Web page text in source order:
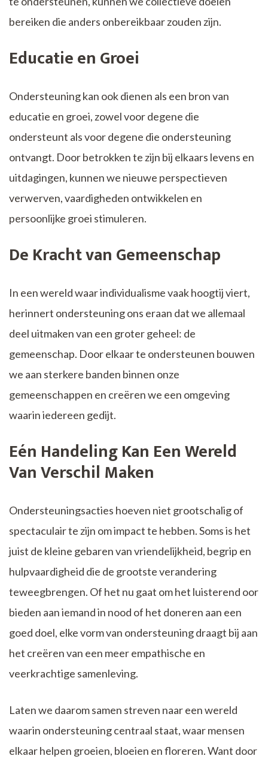
bereiken die anders onbereikbaar zouden zijn.
Educatie en Groei
Ondersteuning kan ook dienen als een bron van
educatie en groei, zowel voor degene die
ondersteunt als voor degene die ondersteuning
ontvangt. Door betrokken te zijn bij elkaars levens en
uitdagingen, kunnen we nieuwe perspectieven
verwerven, vaardigheden ontwikkelen en
persoonlijke groei stimuleren.
De Kracht van Gemeenschap
In een wereld waar individualisme vaak hoogtij viert,
herinnert ondersteuning ons eraan dat we allemaal
deel uitmaken van een groter geheel: de
gemeenschap. Door elkaar te ondersteunen bouwen
we aan sterkere banden binnen onze
gemeenschappen en creëren we een omgeving
waarin iedereen gedijt.
Eén Handeling Kan Een Wereld
Van Verschil Maken
Ondersteuningsacties hoeven niet grootschalig of
spectaculair te zijn om impact te hebben. Soms is het
juist de kleine gebaren van vriendelijkheid, begrip en
hulpvaardigheid die de grootste verandering
teweegbrengen. Of het nu gaat om het luisterend oor
bieden aan iemand in nood of het doneren aan een
goed doel, elke vorm van ondersteuning draagt bij aan
het creëren van een meer empathische en
veerkrachtige samenleving.
Laten we daarom samen streven naar een wereld
waarin ondersteuning centraal staat, waar mensen
elkaar helpen groeien, bloeien en floreren. Want door